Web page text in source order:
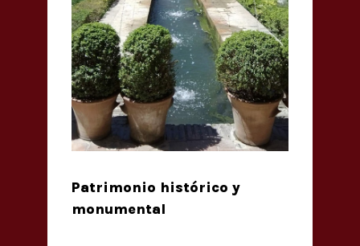
Patrimonio histórico y
monumental